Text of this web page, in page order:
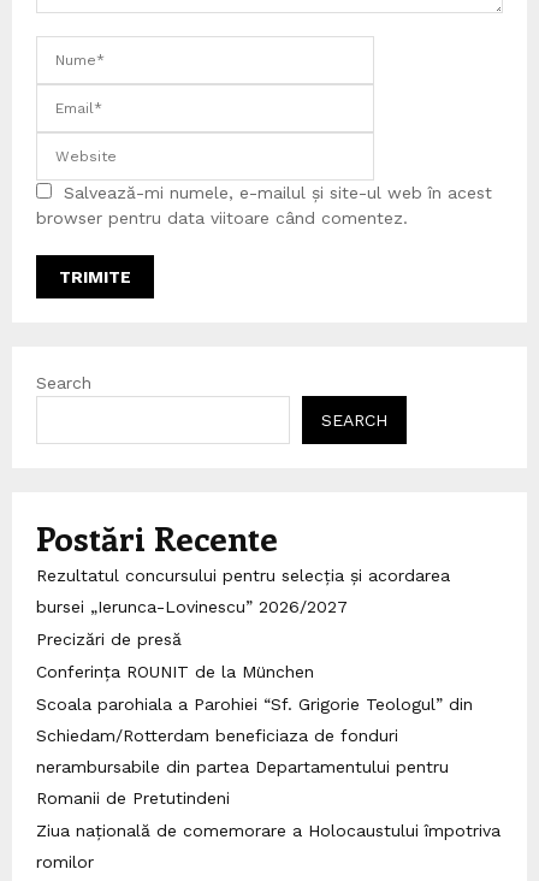
Salvează-mi numele, e-mailul și site-ul web în acest
browser pentru data viitoare când comentez.
Search
SEARCH
Postări Recente
Rezultatul concursului pentru selecția și acordarea
bursei „Ierunca-Lovinescu” 2026/2027
Precizări de presă
Conferința ROUNIT de la München
Scoala parohiala a Parohiei “Sf. Grigorie Teologul” din
Schiedam/Rotterdam beneficiaza de fonduri
nerambursabile din partea Departamentului pentru
Romanii de Pretutindeni
Ziua națională de comemorare a Holocaustului împotriva
romilor